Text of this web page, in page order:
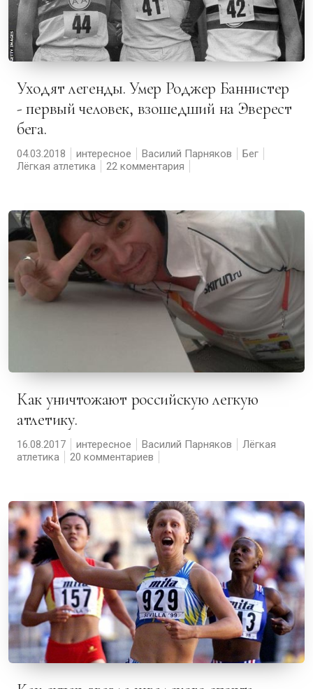
Уходят легенды. Умер Роджер Баннистер
- первый человек, взошедший на Эверест
бега.
04.03.2018 интересное Василий Парняков
Бег
Лёгкая атлетика
22 комментария
Как уничтожают российскую легкую
атлетику.
16.08.2017 интересное Василий Парняков
Лёгкая
атлетика
20 комментариев